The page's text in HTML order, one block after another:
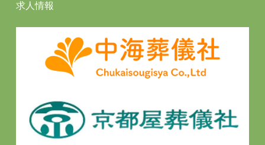
求人情報